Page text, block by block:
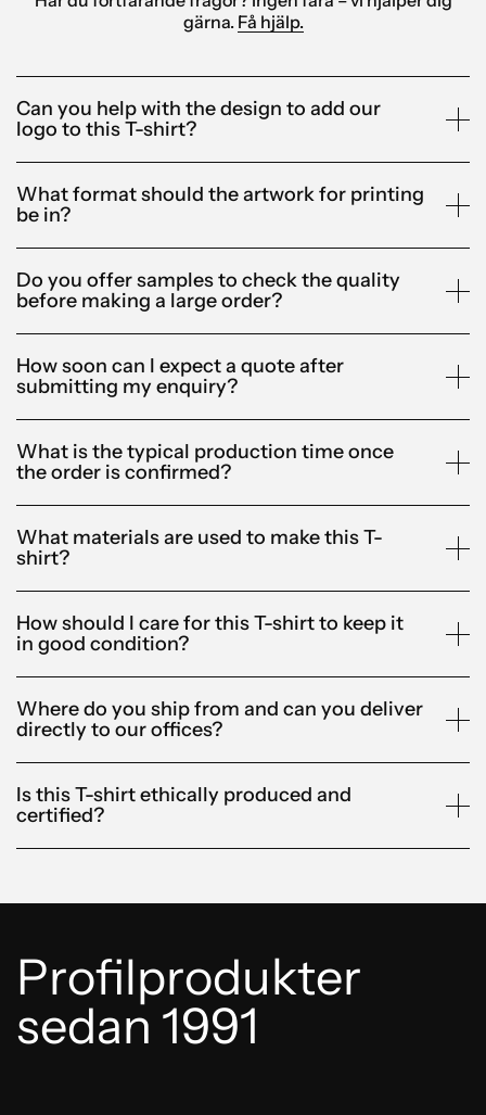
gärna. Få hjälp.
Can you help with the design to add our
logo to this T-shirt?
What format should the artwork for printing
be in?
Do you offer samples to check the quality
before making a large order?
How soon can I expect a quote after
submitting my enquiry?
What is the typical production time once
the order is confirmed?
What materials are used to make this T-
shirt?
How should I care for this T-shirt to keep it
in good condition?
Where do you ship from and can you deliver
directly to our offices?
Is this T-shirt ethically produced and
certified?
Profilprodukter
sedan 1991